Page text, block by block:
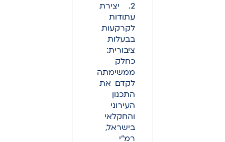
2. יצירת
עתודות
לקרקעות
בבעלות
ציבורית:
כחלק
ממשימתה
לקדם את
התכנון
העירוני
והחקלאי
בישראל,
רמ"י